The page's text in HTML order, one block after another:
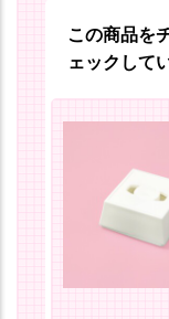
この商品を
ェックして